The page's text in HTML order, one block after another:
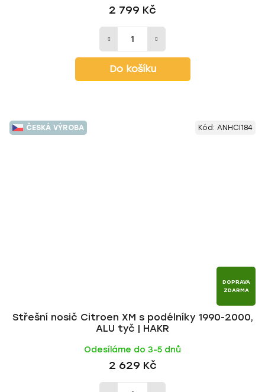
2 799 Kč
Do košíku
ČESKÁ VÝROBA
DOPRAVA
ZDARMA
Střešní nosič Citroen XM s podélníky 1990-2000,
ALU tyč | HAKR
Odesíláme do 3-5 dnů
2 629 Kč
Kód: ANHCI184